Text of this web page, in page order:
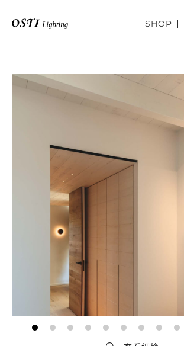
SHOP